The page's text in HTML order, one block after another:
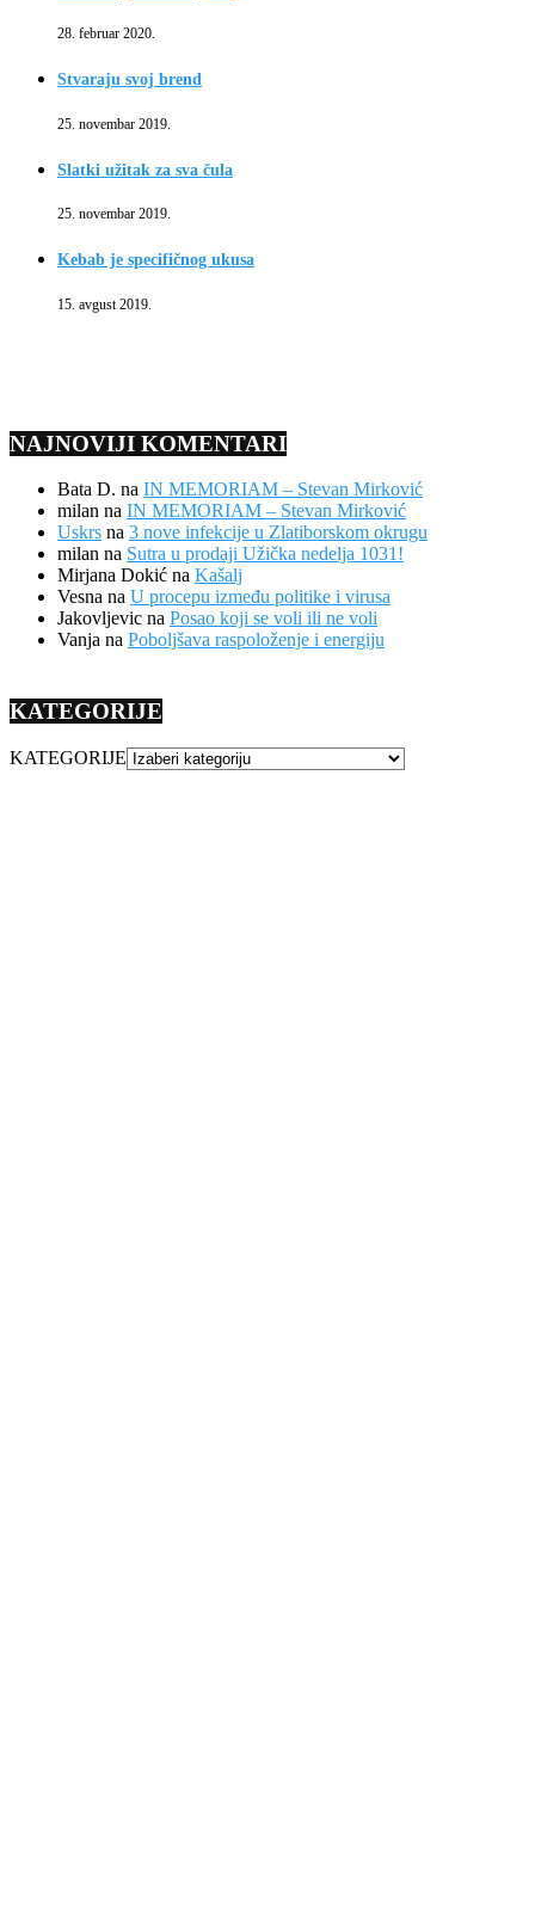
28. februar 2020.
Stvaraju svoj brend
25. novembar 2019.
Slatki užitak za sva čula
25. novembar 2019.
Kebab je specifičnog ukusa
15. avgust 2019.
NAJNOVIJI KOMENTARI
Bata D. na IN MEMORIAM – Stevan Mirković
milan na IN MEMORIAM – Stevan Mirković
Uskrs na 3 nove infekcije u Zlatiborskom okrugu
milan na Sutra u prodaji Užička nedelja 1031!
Mirjana Dokić na Kašalj
Vesna na U procepu između politike i virusa
Jakovljevic na Posao koji se voli ili ne voli
Vanja na Poboljšava raspoloženje i energiju
KATEGORIJE
KATEGORIJE